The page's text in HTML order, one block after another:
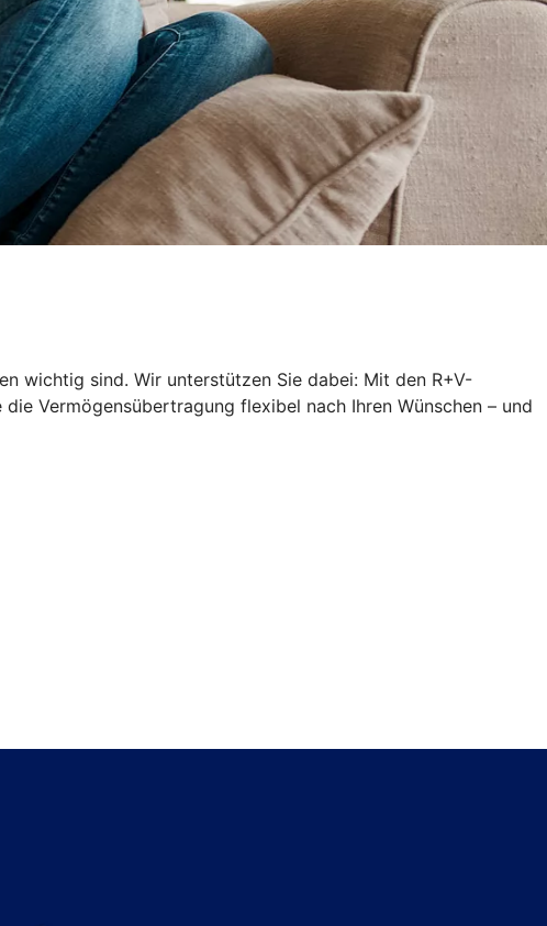
wichtig sind. Wir unterstützen Sie dabei: Mit den R+V-
Vermögensübertragung flexibel nach Ihren Wünschen – und